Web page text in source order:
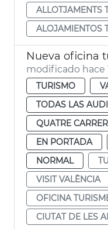
ALLOTJAMENTS
ALOJAMIENTOS
modificado hace
TURISMO
TODAS LAS
QUATRE
EN PORTADA
NORMAL
VISIT VALÈNCIA
OFICINA
CIUTAT DE LES